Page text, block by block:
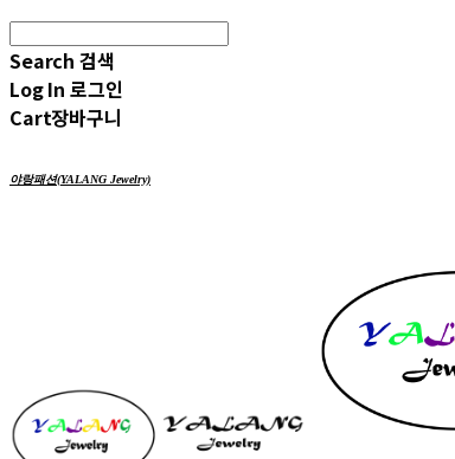
Search 검색
Log In 로그인
Cart장바구니
야랑패션(YALANG Jewelry)